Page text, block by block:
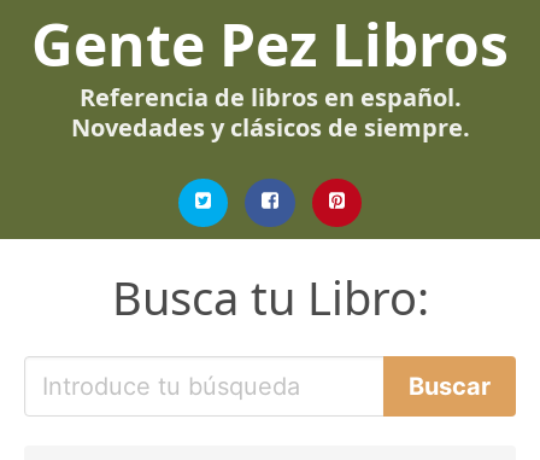
Gente Pez Libros
Referencia de libros en español.
Novedades y clásicos de siempre.
Busca tu Libro: